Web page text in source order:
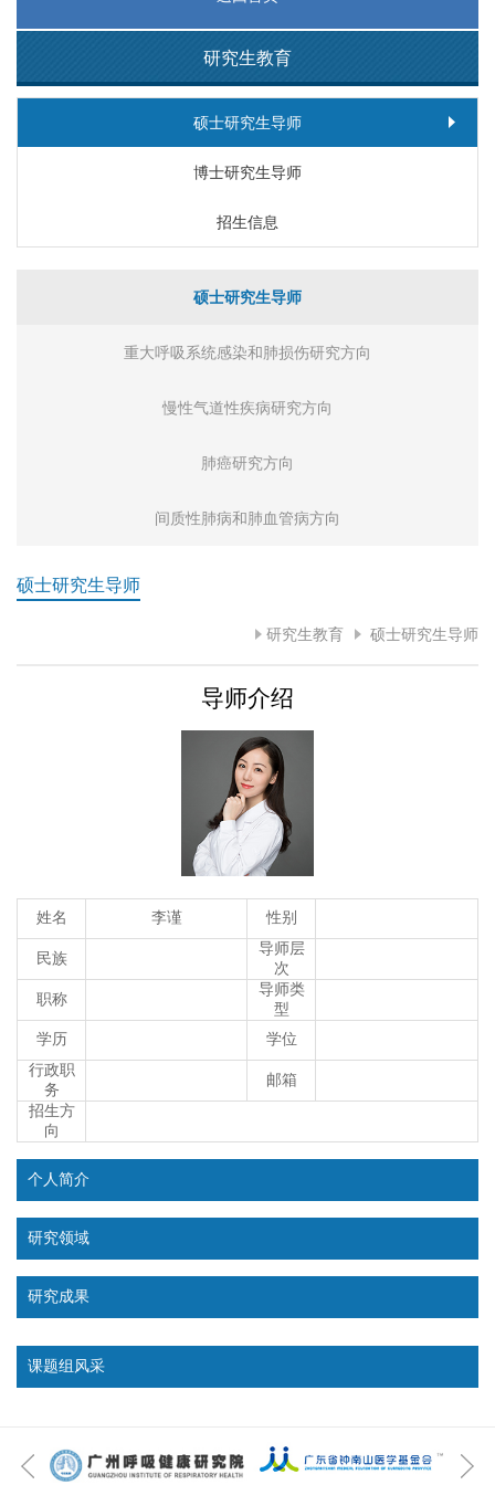
研究生教育
硕士研究生导师
博士研究生导师
招生信息
硕士研究生导师
重大呼吸系统感染和肺损伤研究方向
慢性气道性疾病研究方向
肺癌研究方向
间质性肺病和肺血管病方向
硕士研究生导师
研究生教育 硕士研究生导师
导师介绍
姓名 李谨 性别
民族
导师层
次
职称
导师类
型
学历
学位
行政职
务
邮箱
招生方
向
个人简介
研究领域
研究成果
课题组风采